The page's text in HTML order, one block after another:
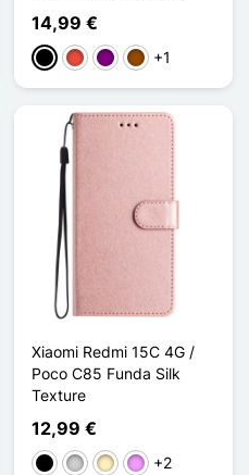
14,99 €
NegroRojoPúrpuraMarrón
+1
Xiaomi Redmi 15C 4G /
Poco C85 Funda Silk
Texture
12,99 €
NegroPlataOro Morado claro
+2